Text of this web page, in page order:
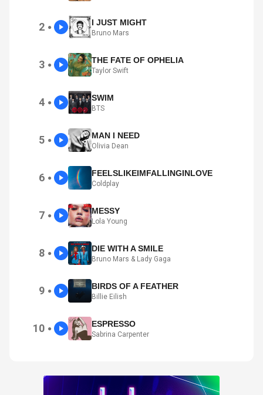
2 ● I JUST MIGHT
Bruno Mars
3 ● THE FATE OF OPHELIA
Taylor Swift
4 ● SWIM
BTS
5 ● MAN I NEED
Olivia Dean
6 ● FEELSLIKEIMFALLINGINLOVE
Coldplay
7 ● MESSY
Lola Young
8 ● DIE WITH A SMILE
Bruno Mars & Lady Gaga
9 ● BIRDS OF A FEATHER
Billie Eilish
10 ● ESPRESSO
Sabrina Carpenter